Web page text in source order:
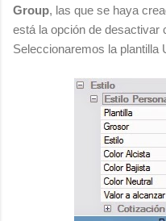
Group, las que se haya
está la opción de desactivar
Seleccionaremos la plantilla